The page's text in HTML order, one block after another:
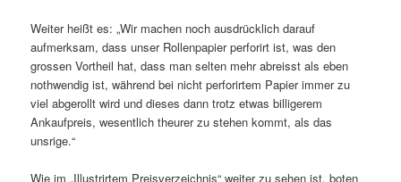
Weiter heißt es: „Wir machen noch ausdrücklich darauf
aufmerksam, dass unser Rollenpapier perforirt ist, was den
grossen Vortheil hat, dass man selten mehr abreisst als eben
nothwendig ist, während bei nicht perforirtem Papier immer zu
viel abgerollt wird und dieses dann trotz etwas billigerem
Ankaufpreis, wesentlich theurer zu stehen kommt, als das
unsrige.“
Wie im „Illustrirtem Preisverzeichnis“ weiter zu sehen ist, boten